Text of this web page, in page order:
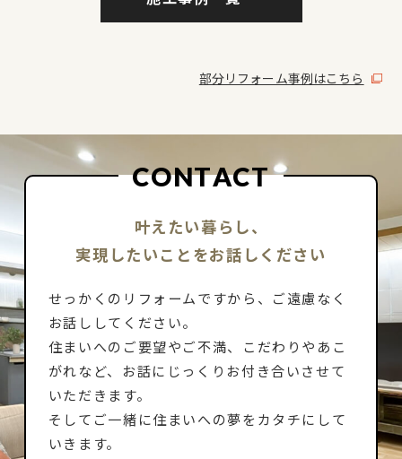
部分リフォーム事例はこちら
CONTACT
叶えたい暮らし、
実現したいことをお話しください
せっかくのリフォームですから、ご遠慮なく
お話ししてください。
住まいへのご要望やご不満、こだわりやあこ
がれなど、お話にじっくりお付き合いさせて
いただきます。
そしてご一緒に住まいへの夢をカタチにして
いきます。